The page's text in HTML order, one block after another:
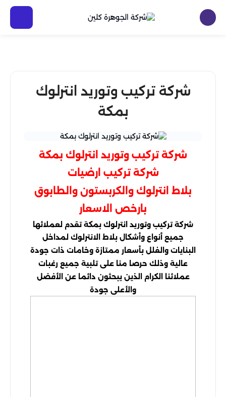
شركة تركيب وتوريد انترلوك
بمكة
شركة تركيب وتوريد انترلوك بمكة
شركة تركيب ارضيات
بلاط انترلوك والكربستون والطابوق
بارخص الاسعار
شركة تركيب وتوريد انترلوك بمكة تقدم لعملائها
جميع أنواع وأشكال بلاط الانترلوك لمداخل
البنايات والفلل بأسعار ممتازة وخامات ذات جودة
عالية وذلك حرصا منا على تلبية جميع رغبات
عملائنا الكرام الذين يبحثون دائما عن الأفضل
والأعلى جودة